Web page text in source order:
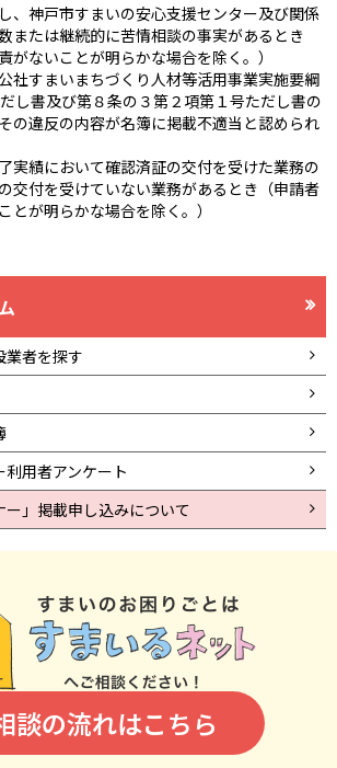
、神戸市すまいの安心支援センター及び関係
または継続的に苦情相談の事実があるとき
がないことが明らかな場合を除く。）
社すまいまちづくり人材等活用事業実施要綱
し書及び第８条の３第２項第１号ただし書の
の違反の内容が名簿に掲載不適当と認められ
実績において確認済証の交付を受けた業務の
交付を受けていない業務があるとき（申請者
とが明らかな場合を除く。）
業者を探す
用者アンケート
ー」掲載申し込みについて
談の流れはこちら